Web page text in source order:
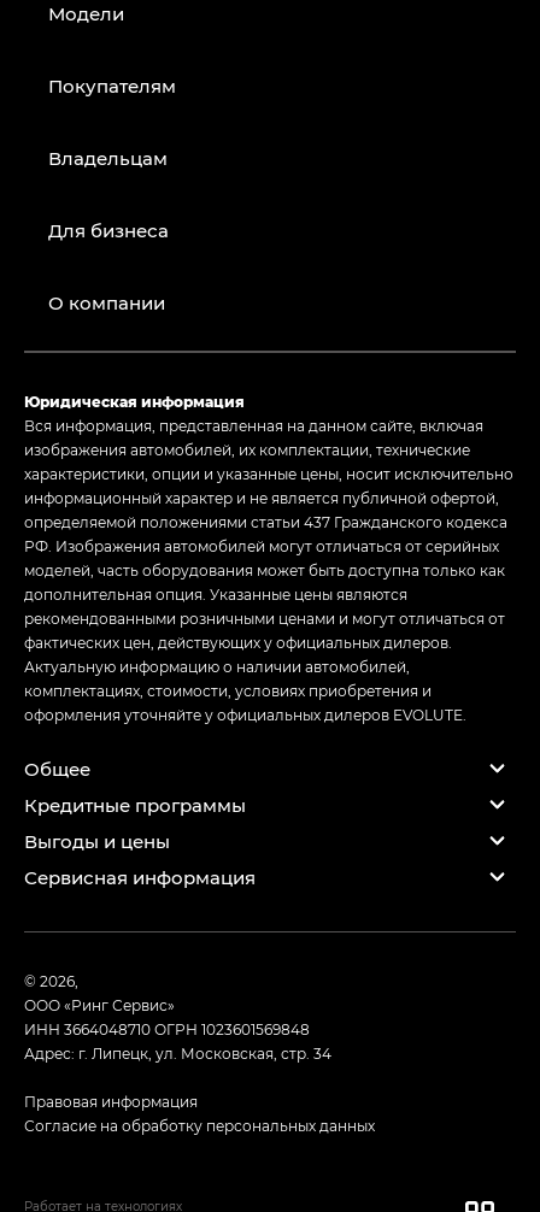
Модели
Покупателям
Владельцам
Для бизнеса
О компании
Юридическая информация
Вся информация, представленная на данном сайте, включая
изображения автомобилей, их комплектации, технические
характеристики, опции и указанные цены, носит исключительно
информационный характер и не является публичной офертой,
определяемой положениями статьи 437 Гражданского кодекса
РФ. Изображения автомобилей могут отличаться от серийных
моделей, часть оборудования может быть доступна только как
дополнительная опция. Указанные цены являются
рекомендованными розничными ценами и могут отличаться от
фактических цен, действующих у официальных дилеров.
Актуальную информацию о наличии автомобилей,
комплектациях, стоимости, условиях приобретения и
оформления уточняйте у официальных дилеров EVOLUTE.
Общее
Кредитные программы
Выгоды и цены
Сервисная информация
© 2026,
ООО «Ринг Сервис»
ИНН 3664048710ОГРН 1023601569848
Адрес: г. Липецк, ул. Московская, стр. 34
Правовая информация
Согласие на обработку персональных данных
Работает на технологиях